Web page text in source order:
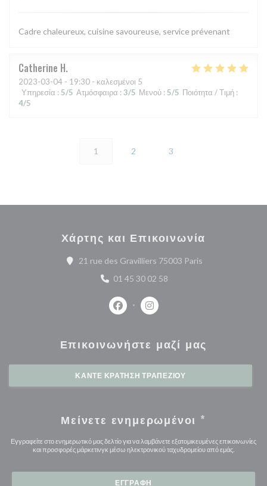
Cadre chaleureux, cuisine savoureuse, service prévenant
Catherine H
2023-03-04 - 19:30 - καλεσμένοι 5
Υπηρεσία : 5/5 Ατμόσφαιρα : 3/5 Μενού : 5/5 Ποιότητα / Τιμή :
4/5
1 2 3
Χάρτης και Επικοινωνία
21 rue des Gravilliers 75003 Paris((ανοίγει σε νέο
01 45 30 02 58
Facebook ((ανοίγει σε νέο
Instagram ((ανοίγει σε νέο
Επικοινωνήστε μαζί μας
ΚΆΝΤΕ ΚΡΆΤΗΣΗ ΤΡΑΠΕΖΙΟΎ
Μείνετε ενημερωμένοι *
Εγγραφείτε στο ενημερωτικό μας δελτίο για να λαμβάνετε εξατομικευμένες επικοινωνίες
και προσφορές μάρκετινγκ μέσω ηλεκτρονικού ταχυδρομείου από εμάς.
ΕΓΓΡΑΦΉ